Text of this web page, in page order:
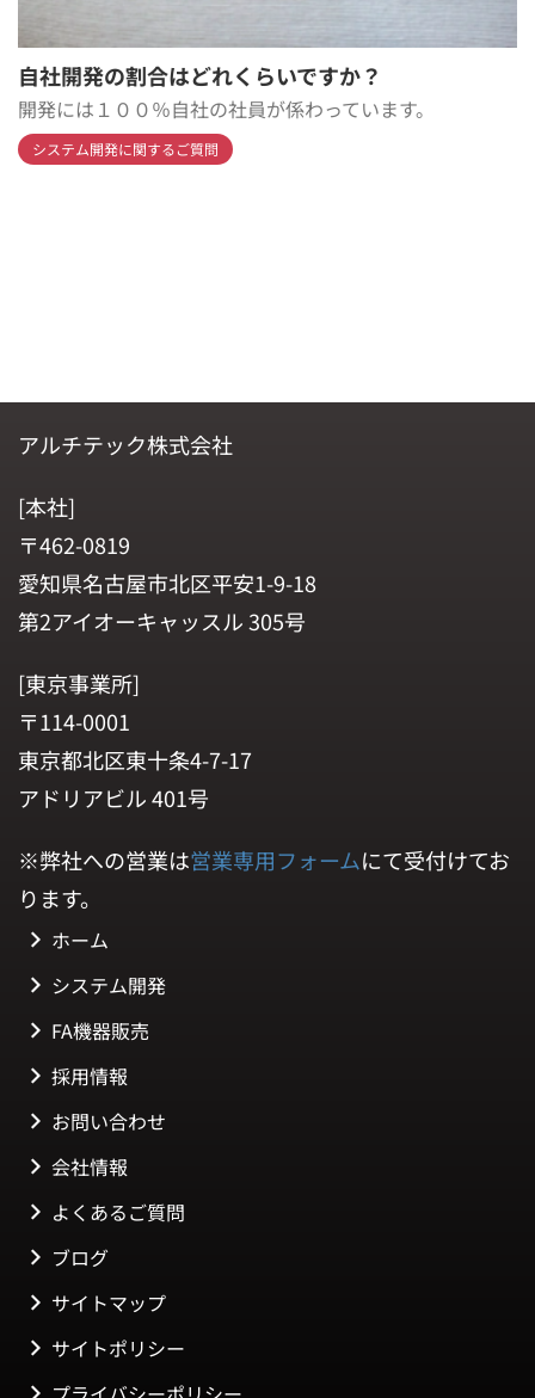
自社開発の割合はどれくらいですか？
開発には１００％自社の社員が係わっています。
システム開発に関するご質問
アルチテック株式会社
[本社]
〒462-0819
愛知県名古屋市北区平安1-9-18
第2アイオーキャッスル 305号
[東京事業所]
〒114-0001
東京都北区東十条4-7-17
アドリアビル 401号
※弊社への営業は営業専用フォームにて受付けてお
ります。
ホーム
システム開発
FA機器販売
採用情報
お問い合わせ
会社情報
よくあるご質問
ブログ
サイトマップ
サイトポリシー